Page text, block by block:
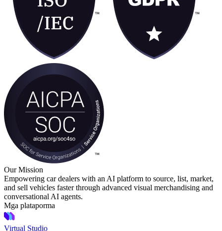
Our Mission
Empowering car dealers with an AI platform to source, list, market,
and sell vehicles faster through advanced visual merchandising and
conversational AI agents.
Mga plataporma
Virtual Studio